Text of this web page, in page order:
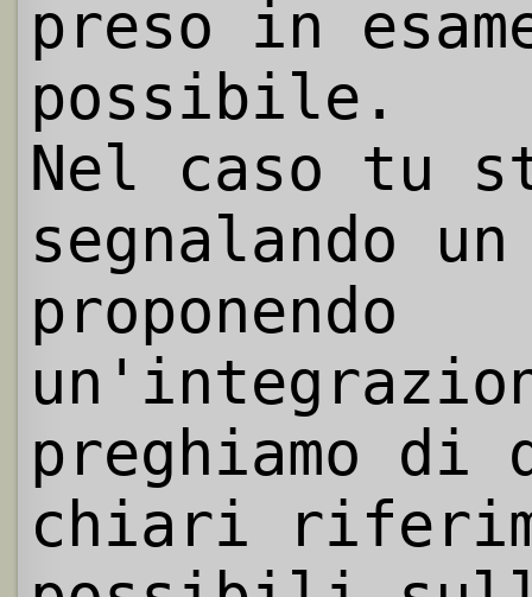
preso in
possibile.
Nel caso tu
segnalando
proponendo
preghiamo
chiari